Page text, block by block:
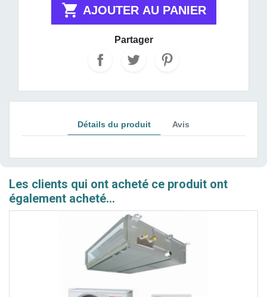
 AJOUTER AU PANIER
Partager
Détails du produit Avis
Les clients qui ont acheté ce produit ont
également acheté...